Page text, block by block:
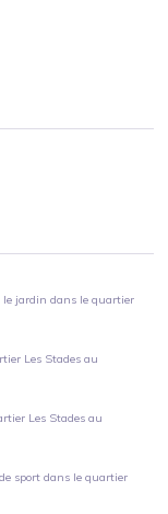
le jardin dans le quartier
Les Stades au
Les Stades au
sport dans le quartier